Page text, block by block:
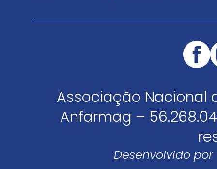
Associação Nacional
Anfarmag –
Desenvolvido por